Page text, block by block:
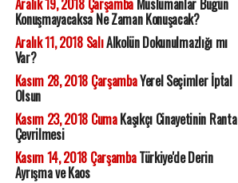
Aralık 19, 2018 ÇarşambaMüslümanlar Bugün
Konuşmayacaksa Ne Zaman Konuşacak?
Aralık 11, 2018 SalıAlkolün Dokunulmazlığı mı
Var?
Kasım 28, 2018 ÇarşambaYerel Seçimler İptal
Olsun
Kasım 23, 2018 CumaKaşıkçı Cinayetinin Ranta
Çevrilmesi
Kasım 14, 2018 ÇarşambaTürkiye'de Derin
Ayrışma ve Kaos